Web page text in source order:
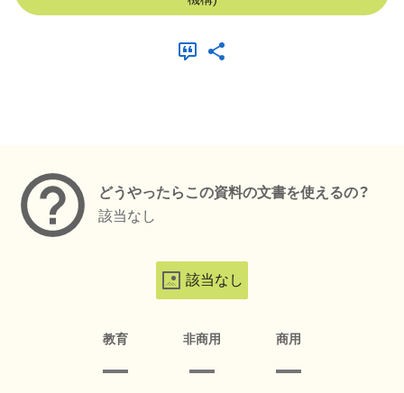
どうやったらこの資料の文書を使えるの？
該当なし
該当なし
教育 非商用 商用